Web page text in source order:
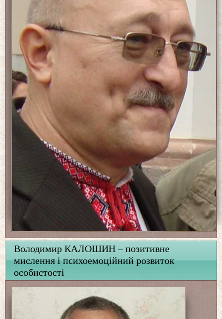
Володимир КАЛОШИН – позитивне
мислення і психоемоційний розвиток
особистості